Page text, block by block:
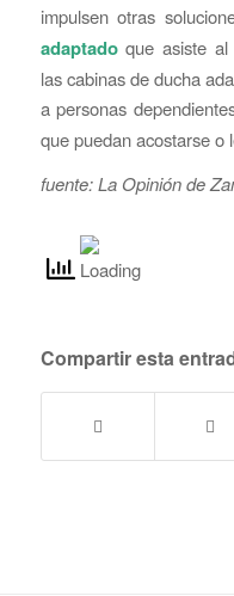
impulsen otras
adaptadoque asiste al
las cabinas de ducha
a personas
que puedan acostarse o
fuente: La Opinión de
Compartir esta